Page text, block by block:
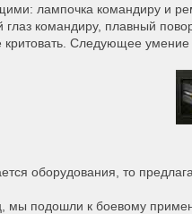
лампочка командиру и
глаз командиру, плавный
критовать. Следующее
оборудования, то
мы подошли к боевому